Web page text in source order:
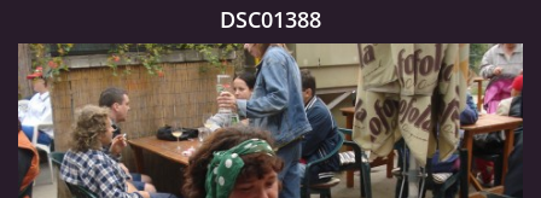
VIDLÁCKÝ VÍCEBOJ 2023 - VIDEO
OTEVÍRACÍ DOBA
DSC01388